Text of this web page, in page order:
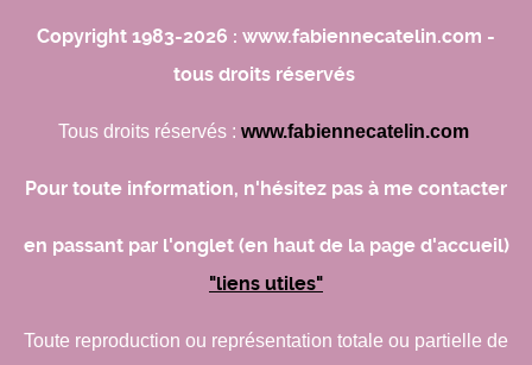
Copyright 1983-2026 : www.fabiennecatelin.com -
tous droits réservés
Tous droits réservés : www.fabiennecatelin.com
Pour toute information, n'hésitez pas à me contacter
en passant par l'onglet (en haut de la page d'accueil)
"liens utiles"
Toute reproduction ou représentation totale ou partielle de